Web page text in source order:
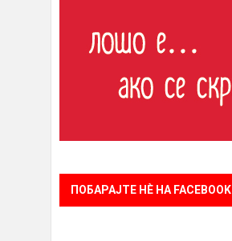
ПОБАРАЈТЕ НÈ НА FACEBOOK